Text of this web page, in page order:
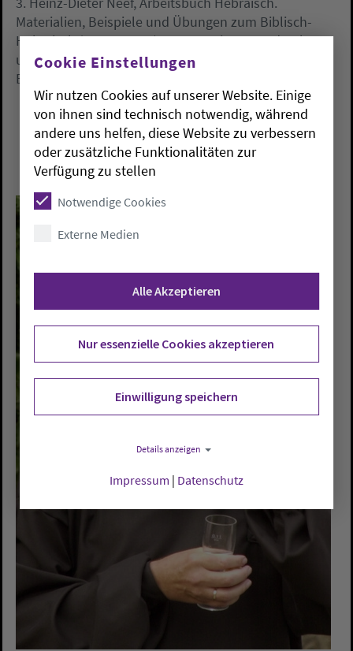
Materialien, Beispiele und Übungen zum Biblisch-
Hebräisch (UTB M 2429), V&R: Göttingen 4., durchges.
u. verb. Aufl. 2010 ISBN: 978-3-8252-2429-5, 22,90
Euro.
Cookie Einstellungen
Wir nutzen Cookies auf unserer Website. Einige
von ihnen sind technisch notwendig, während
andere uns helfen, diese Website zu verbessern
oder zusätzliche Funktionalitäten zur
Verfügung zu stellen
Notwendige Cookies
Externe Medien
Alle Akzeptieren
Nur essenzielle Cookies akzeptieren
Einwilligung speichern
Details anzeigen
Impressum | Datenschutz